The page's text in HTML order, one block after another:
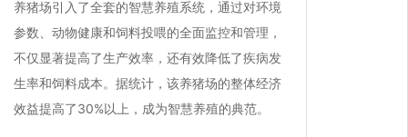
养猪场引入了全套的智慧养殖系统，通过对环境
参数、动物健康和饲料投喂的全面监控和管理，
不仅显著提高了生产效率，还有效降低了疾病发
生率和饲料成本。据统计，该养猪场的整体经济
效益提高了30%以上，成为智慧养殖的典范。